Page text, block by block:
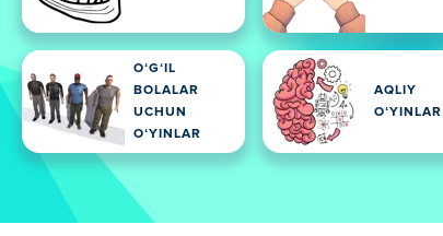
OʻGʻIL
BOLALAR
UCHUN
OʻYINLAR
AQLIY
OʻYINLAR